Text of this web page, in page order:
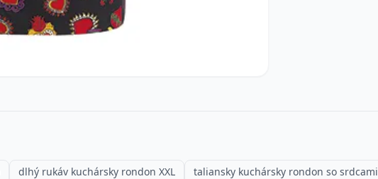
dlhý rukáv kuchársky rondon XXL taliansky kuchársky rondon so srdcami